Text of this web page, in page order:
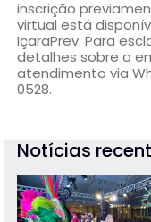
inscrição
virtual está
IçaraPrev. Para
detalhes sobre o
atendimento via
0528.
Notícias